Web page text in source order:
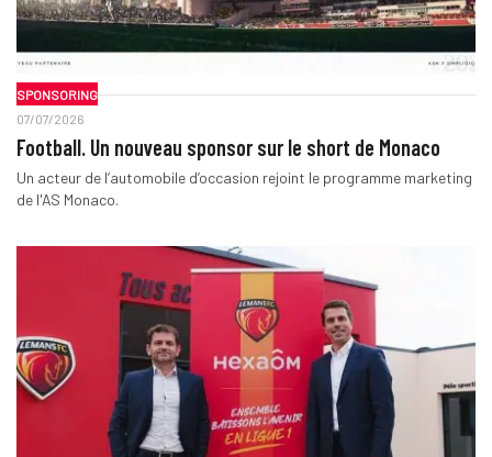
SPONSORING
07/07/2026
Football. Un nouveau sponsor sur le short de Monaco
Un acteur de l’automobile d’occasion rejoint le programme marketing
de l'AS Monaco.